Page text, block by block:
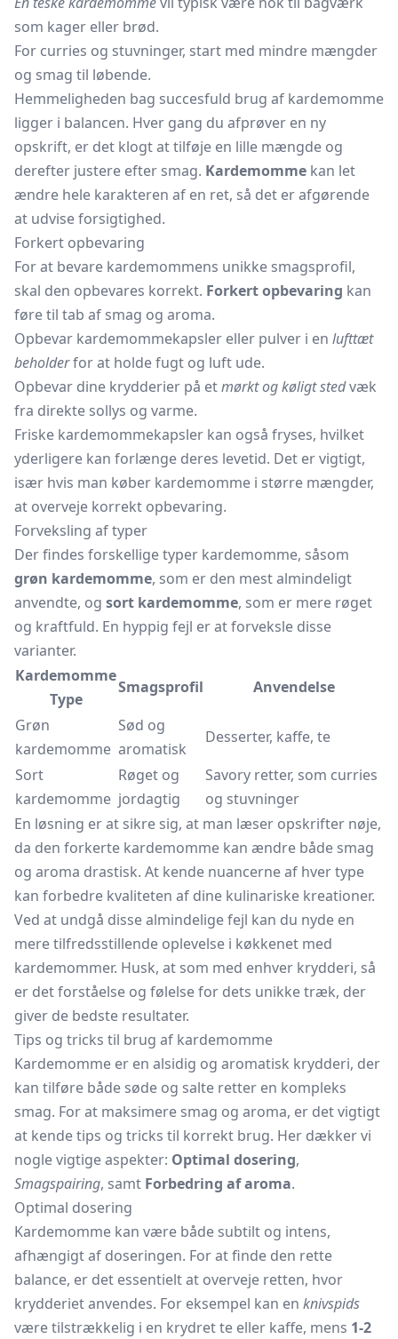
som kager eller brød.
For curries og stuvninger, start med mindre mængder
og smag til løbende.
Hemmeligheden bag succesfuld brug af kardemomme
ligger i balancen. Hver gang du afprøver en ny
opskrift, er det klogt at tilføje en lille mængde og
derefter justere efter smag. Kardemomme kan let
ændre hele karakteren af en ret, så det er afgørende
at udvise forsigtighed.
Forkert opbevaring
For at bevare kardemommens unikke smagsprofil,
skal den opbevares korrekt. Forkert opbevaring kan
føre til tab af smag og aroma.
Opbevar kardemommekapsler eller pulver i en lufttæt
beholderfor at holde fugt og luft ude.
Opbevar dine krydderier på etmørkt og køligt stedvæk
fra direkte sollys og varme.
Friske kardemommekapsler kan også fryses, hvilket
yderligere kan forlænge deres levetid. Det er vigtigt,
især hvis man køber kardemomme i større mængder,
at overveje korrekt opbevaring.
Forveksling af typer
Der findes forskellige typer kardemomme, såsom
grøn kardemomme, som er den mest almindeligt
anvendte, og sort kardemomme, som er mere røget
og kraftfuld. En hyppig fejl er at forveksle disse
varianter.
Kardemomme
Type
Smagsprofil
Anvendelse
Grøn
kardemomme
Sød og
aromatisk
Desserter, kaffe, te
Sort
kardemomme
Røget og
jordagtig
Savory retter, som curries
og stuvninger
En løsning er at sikre sig, at man læser opskrifter nøje,
da den forkerte kardemomme kan ændre både smag
og aroma drastisk. At kende nuancerne af hver type
kan forbedre kvaliteten af dine kulinariske kreationer.
Ved at undgå disse almindelige fejl kan du nyde en
mere tilfredsstillende oplevelse i køkkenet med
kardemommer. Husk, at som med enhver krydderi, så
er det forståelse og følelse for dets unikke træk, der
giver de bedste resultater.
Tips og tricks til brug af kardemomme
Kardemomme er en alsidig og aromatisk krydderi, der
kan tilføre både søde og salte retter en kompleks
smag. For at maksimere smag og aroma, er det vigtigt
at kende tips og tricks til korrekt brug. Her dækker vi
nogle vigtige aspekter: Optimal dosering,
Smagspairing, samt Forbedring af aroma.
Optimal dosering
Kardemomme kan være både subtilt og intens,
afhængigt af doseringen. For at finde den rette
balance, er det essentielt at overveje retten, hvor
krydderiet anvendes. For eksempel kan en knivspids
være tilstrækkelig i en krydret te eller kaffe, mens 1-2